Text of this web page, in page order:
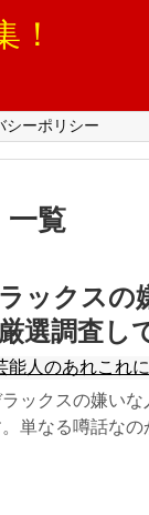
！
シーポリシー
一覧
ックスの
選調査し
能人のあれこれに
ックスの嫌い
単なる噂話な